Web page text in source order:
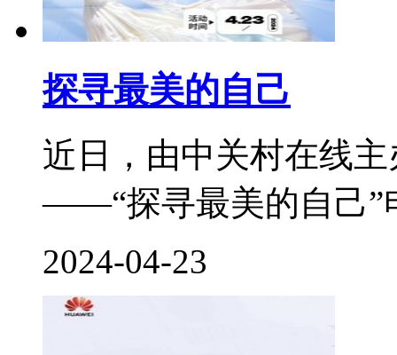
探寻最美的自己
近日，由中关村在线
——“探寻最美的自己”
2024-04-23